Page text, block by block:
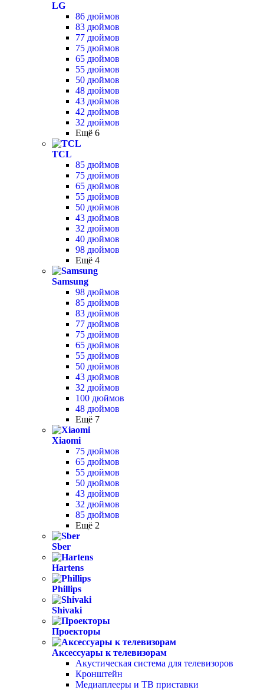
LG
86 дюймов
83 дюймов
77 дюймов
75 дюймов
65 дюймов
55 дюймов
50 дюймов
48 дюймов
43 дюймов
42 дюймов
32 дюймов
Ещё 6
TCL
85 дюймов
75 дюймов
65 дюймов
55 дюймов
50 дюймов
43 дюймов
32 дюймов
40 дюймов
98 дюймов
Ещё 4
Samsung
98 дюймов
85 дюймов
83 дюймов
77 дюймов
75 дюймов
65 дюймов
55 дюймов
50 дюймов
43 дюймов
32 дюймов
100 дюймов
48 дюймов
Ещё 7
Xiaomi
75 дюймов
65 дюймов
55 дюймов
50 дюймов
43 дюймов
32 дюймов
85 дюймов
Ещё 2
Sber
Hartens
Phillips
Shivaki
Проекторы
Аксессуары к телевизорам
Акустическая система для телевизоров
Кронштейн
Медиаплееры и ТВ приставки